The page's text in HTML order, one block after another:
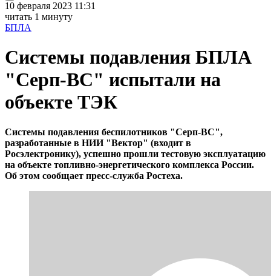
10 февраля 2023 11:31
читать 1 минуту
БПЛА
Системы подавления БПЛА
"Серп-ВС" испытали на
объекте ТЭК
Системы подавления беспилотников "Серп-ВС",
разработанные в НИИ "Вектор" (входит в
Росэлектронику), успешно прошли тестовую эксплуатацию
на объекте топливно-энергетического комплекса России.
Об этом сообщает пресс-служба Ростеха.